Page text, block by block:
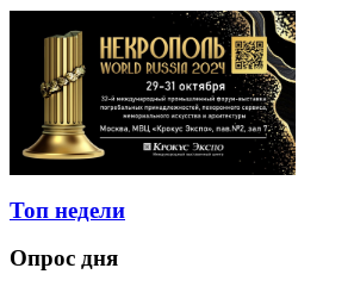
Топ недели
Опрос дня